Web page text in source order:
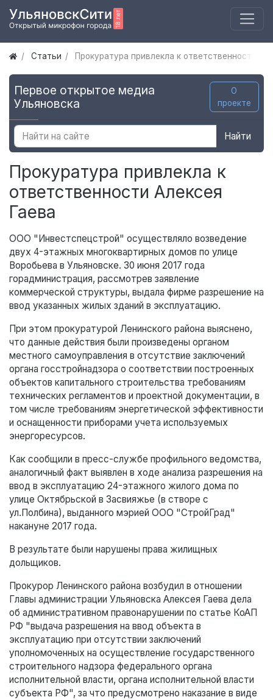
Статьи Прокуратура привлекла к ответственности
Первое открытое медиа
Ульяновска
О
проекте
Найти
Прокуратура привлекла к
ответственности Алексея
Гаева
ООО "Инвестспецстрой" осуществляло возведение
двух 4-этажных многоквартирных домов по улице
Воробьева в Ульяновске. 30 июня 2017 года
горадминистрация, рассмотрев заявление
коммерческой структуры, выдала фирме разрешение на
ввод указанных жилых зданий в эксплуатацию.
При этом прокуратурой Ленинского района выяснено,
что данные действия были произведены органом
местного самоуправления в отсутствие заключений
органа госстройнадзора о соответствии построенных
объектов капитального строительства требованиям
технических регламентов и проектной документации, в
том числе требованиям энергетической эффективности
и оснащенности приборами учета используемых
энергоресурсов.
Как сообщили в пресс-службе профильного ведомства,
аналогичный факт выявлен в ходе анализа разрешения на
ввод в эксплуатацию 24-этажного жилого дома по
улице Октябрьской в Засвияжье (в створе с
ул.Полбина), выданного мэрией ООО "СтройГрад"
накануне 2017 года.
В результате были нарушены права жилищных
дольщиков.
Прокурор Ленинского района возбудил в отношении
Главы администрации Ульяновска Алексея Гаева дела
об административном правонарушении по статье КоАП
РФ "выдача разрешения на ввод объекта в
эксплуатацию при отсутствии заключений
уполномоченных на осуществление государственного
строительного надзора федерального органа
исполнительной власти, органа исполнительной власти
субъекта РФ", за что предусмотрено наказание в виде